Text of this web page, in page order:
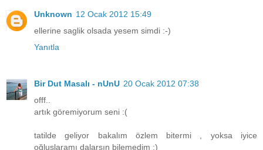
Unknown 12 Ocak 2012 15:49
ellerine saglik olsada yesem simdi :-)
Yanıtla
Bir Dut Masalı - nUnU 20 Ocak 2012 07:38
offf..
artık göremiyorum seni :(
tatilde geliyor bakalım özlem bitermi , yoksa iyice
oğluşlaramı dalarsın bilemedim :)